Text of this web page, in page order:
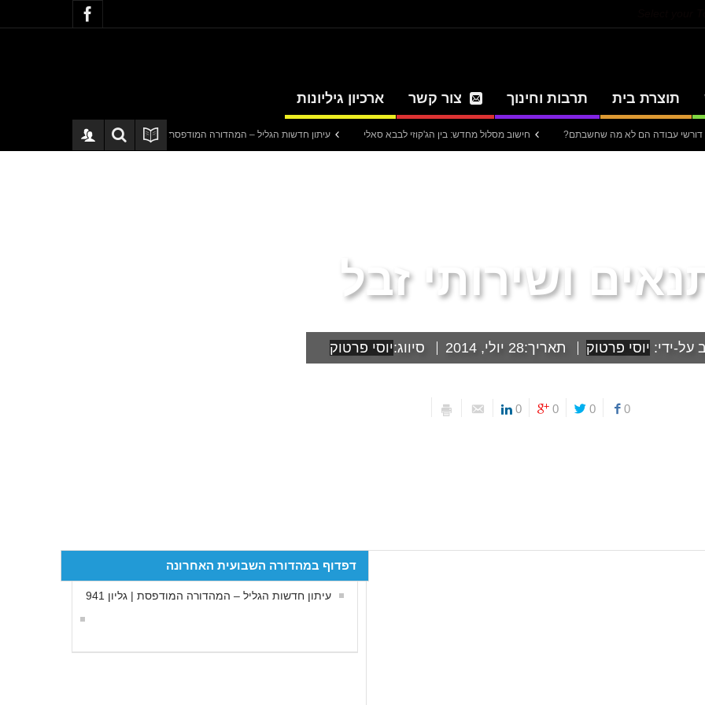
תוצרת בית תרבות וחינוך צור קשר ארכיון גיליונות
חישוב מסלול מחדש: בין הג'קוזי לבבא סאלי עיתון חדשות הגליל – המהדורה המודפסת | גליון 940 סערה בתיק להנגהל: עבודות
ושירותי זבל
על-ידי: יוסי פרטוק תאריך:28 יולי, 2014 סיווג:יוסי פרטוק
0
0
0
0
דפדוף במהדורה השבועית האחרונה
עיתון חדשות הגליל – המהדורה המודפסת | גליון 941